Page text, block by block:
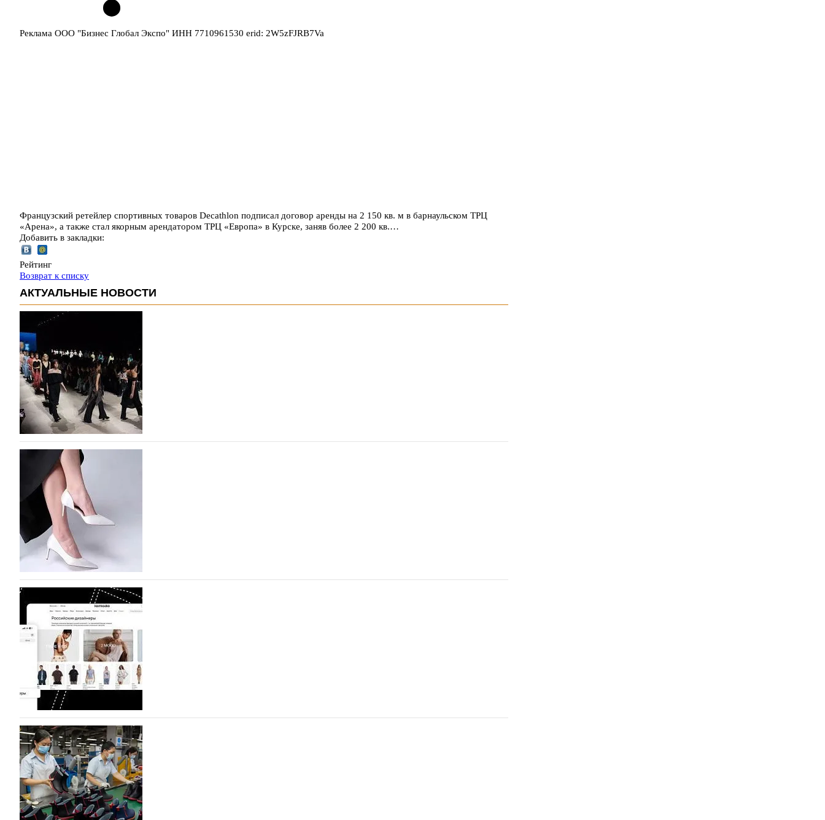
Реклама ООО "Бизнес Глобал Экспо" ИНН 7710961530 erid: 2W5zFJRB7Va
Французский ретейлер спортивных товаров Decathlon подписал договор аренды на 2 150 кв. м в барнаульском ТРЦ
«Арена», а также стал якорным арендатором ТРЦ «Европа» в Курске, заняв более 2 200 кв.…
Добавить в закладки:
Рейтинг
Возврат к списку
АКТУАЛЬНЫЕ НОВОСТИ
На участие в Московской неделе моды подано 1047 заявок
На участие в седьмой Московской неделе моды, которая пройдет в российской столице с 26 сентября по 1
октября, уже подано 1047 заявок. Примерно половину из них (494) прислали дизайнеры, коллекции
которых не были представлены в…
07.08.2026 140
BALLINA представит свои новинки на Euro Shoes
Компания BALLINA Guangzhou Lihuang Footwear Co., Ltd., основанная в 2011 году и расположенная в
Гуанчжоу, столице моды Китая, является профессиональной обувной компанией, объединяющей
разработку, производство и…
07.08.2026 139
На платформе Lamoda - новый раздел и условия продвижения локальных
дизайнерских марок
Российский маркетплейс Lamoda решил обновить раздел для продажи продукции локальных дизайнерских
марок одежды, обуви и аксессуаров. Бренды также получат маркетинговую…
06.08.2026 411